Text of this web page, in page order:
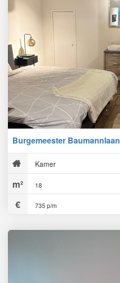
Burgemeester Baumannlaan
Kamer
18
735 p/m